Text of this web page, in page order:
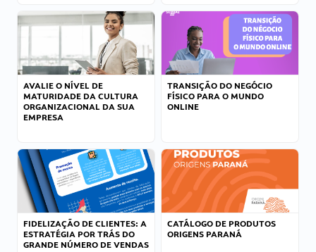
AVALIE O NÍVEL DE
MATURIDADE DA CULTURA
ORGANIZACIONAL DA SUA
EMPRESA
TRANSIÇÃO DO NEGÓCIO
FÍSICO PARA O MUNDO
ONLINE
FIDELIZAÇÃO DE CLIENTES: A
ESTRATÉGIA POR TRÁS DO
GRANDE NÚMERO DE VENDAS
CATÁLOGO DE PRODUTOS
ORIGENS PARANÁ